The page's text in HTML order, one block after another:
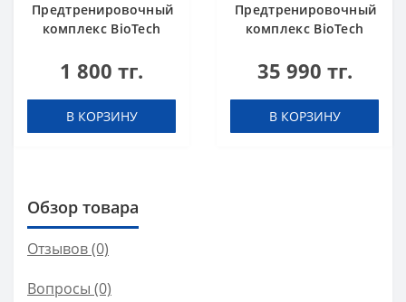
Предтренировочный
комплекс BioTech
Lemonade 60 ml шот
1 800 тг.
В КОРЗИНУ
Предтренировочный
комплекс BioTech
Pink grapefruit 60 ml
шт)
35 990 тг.
В КОРЗИНУ
Обзор товара
Отзывов (0)
Вопросы (0)